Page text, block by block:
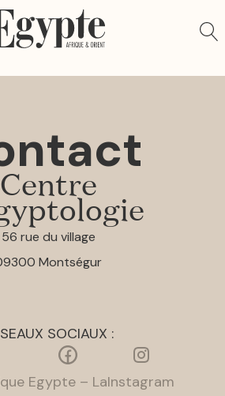
Centre
56 rue du village
Montségur
SOCIAUX :
Egypte – LaInstagram